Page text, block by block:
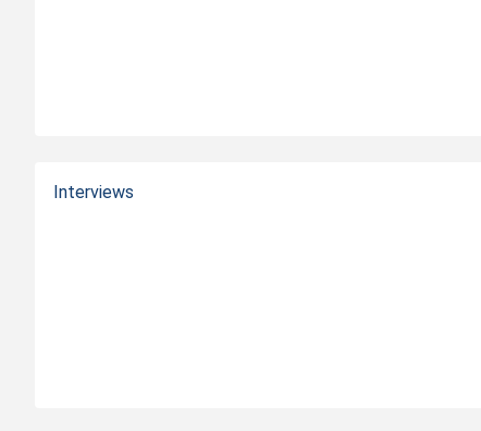
Interviews